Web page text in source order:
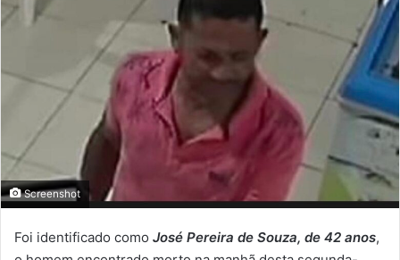
Screenshot
Foi identificado como José Pereira de Souza, de 42 anos,